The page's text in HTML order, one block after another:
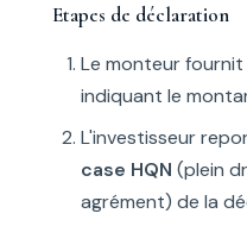
Etapes de déclaration
Le monteur fournit
indiquant le
L'investisseur
case HQN (plein
agrément) de la